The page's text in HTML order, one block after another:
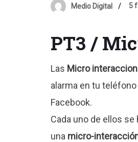
Medio Digital 5
PT3 /
Las Micro
alarma en tu
Facebook.
Cada uno de ellos
una micro-